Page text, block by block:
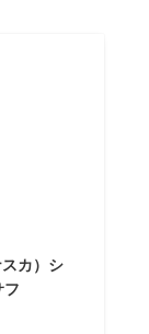
カ）シ
フ